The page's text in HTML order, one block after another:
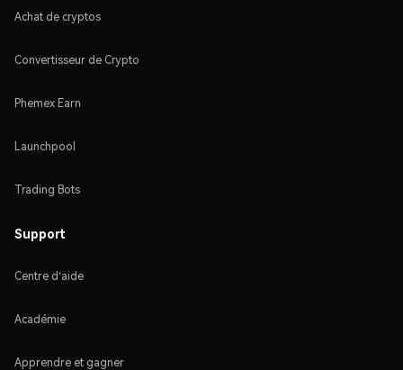
Achat de cryptos
Convertisseur de Crypto
Phemex Earn
Launchpool
Trading Bots
Support
Centre d'aide
Académie
Apprendre et gagner